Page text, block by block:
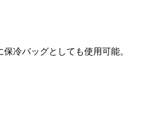
冷バッグとしても使用可能。